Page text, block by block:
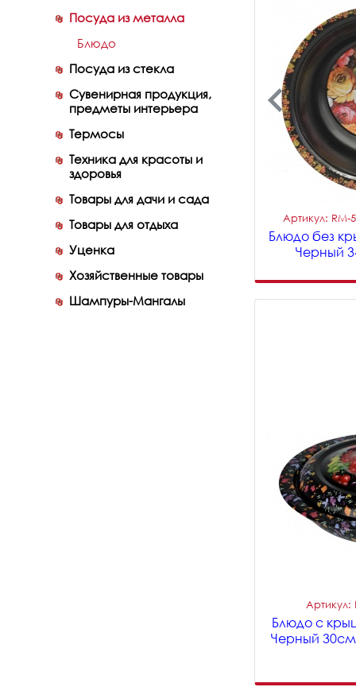
Посуда из металла
Блюдо
Посуда из стекла
Сувенирная продукция,
предметы интерьера
Термосы
Техника для красоты и
здоровья
Товары для дачи и сада
Товары для отдыха
Уценка
Хозяйственные товары
Шампуры-Мангалы
Артикул:
Блюдо без
Черный
Артикул:
Блюдо с
Черный